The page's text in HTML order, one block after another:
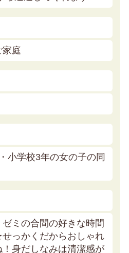
家庭
小学校3年の女の子の同
ミの合間の好きな時間
せっかくだからおしゃれ
身だしなみは清潔感が